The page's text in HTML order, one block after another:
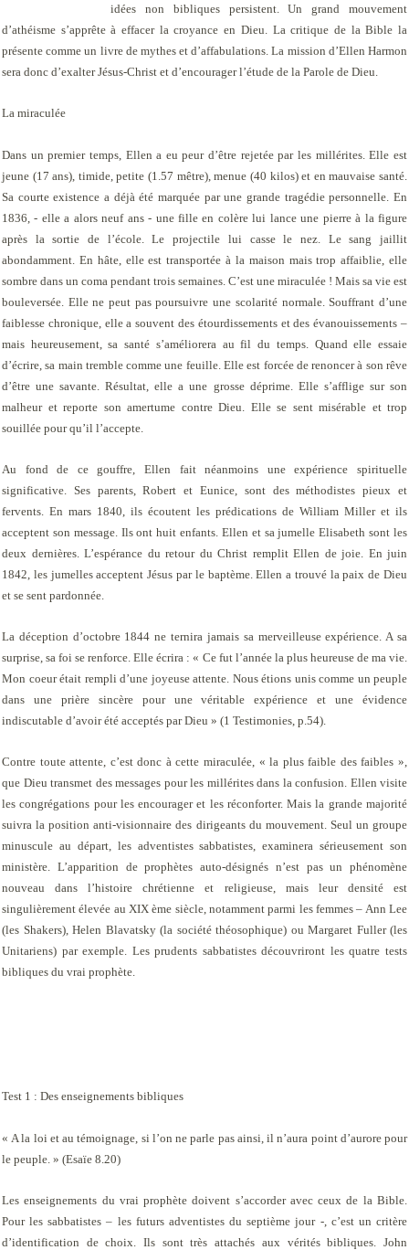
idées non bibliques persistent. Un grand mouvement
d’athéisme s’apprête à effacer la croyance en Dieu. La critique de la Bible la
présente comme un livre de mythes et d’affabulations. La mission d’Ellen Harmon
sera donc d’exalter Jésus-Christ et d’encourager l’étude de la Parole de Dieu.
La miraculée
Dans un premier temps, Ellen a eu peur d’être rejetée par les millérites. Elle est
jeune (17 ans), timide, petite (1.57 mêtre), menue (40 kilos) et en mauvaise santé.
Sa courte existence a déjà été marquée par une grande tragédie personnelle. En
1836, - elle a alors neuf ans - une fille en colère lui lance une pierre à la figure
après la sortie de l’école. Le projectile lui casse le nez. Le sang jaillit
abondamment. En hâte, elle est transportée à la maison mais trop affaiblie, elle
sombre dans un coma pendant trois semaines. C’est une miraculée ! Mais sa vie est
bouleversée. Elle ne peut pas poursuivre une scolarité normale. Souffrant d’une
faiblesse chronique, elle a souvent des étourdissements et des évanouissements –
mais heureusement, sa santé s’améliorera au fil du temps. Quand elle essaie
d’écrire, sa main tremble comme une feuille. Elle est forcée de renoncer à son rêve
d’être une savante. Résultat, elle a une grosse déprime. Elle s’afflige sur son
malheur et reporte son amertume contre Dieu. Elle se sent misérable et trop
souillée pour qu’il l’accepte.
Au fond de ce gouffre, Ellen fait néanmoins une expérience spirituelle
significative. Ses parents, Robert et Eunice, sont des méthodistes pieux et
fervents. En mars 1840, ils écoutent les prédications de William Miller et ils
acceptent son message. Ils ont huit enfants. Ellen et sa jumelle Elisabeth sont les
deux dernières. L’espérance du retour du Christ remplit Ellen de joie. En juin
1842, les jumelles acceptent Jésus par le baptème. Ellen a trouvé la paix de Dieu
et se sent pardonnée.
La déception d’octobre 1844 ne ternira jamais sa merveilleuse expérience. A sa
surprise, sa foi se renforce. Elle écrira : « Ce fut l’année la plus heureuse de ma vie.
Mon coeur était rempli d’une joyeuse attente. Nous étions unis comme un peuple
dans une prière sincère pour une véritable expérience et une évidence
indiscutable d’avoir été acceptés par Dieu » (1 Testimonies, p.54).
Contre toute attente, c’est donc à cette miraculée, « la plus faible des faibles »,
que Dieu transmet des messages pour les millérites dans la confusion. Ellen visite
les congrégations pour les encourager et les réconforter. Mais la grande majorité
suivra la position anti-visionnaire des dirigeants du mouvement. Seul un groupe
minuscule au départ, les adventistes sabbatistes, examinera sérieusement son
ministère. L’apparition de prophètes auto-désignés n’est pas un phénomène
nouveau dans l’histoire chrétienne et religieuse, mais leur densité est
singulièrement élevée au XIX ème siècle, notamment parmi les femmes – Ann Lee
(les Shakers), Helen Blavatsky (la société théosophique) ou Margaret Fuller (les
Unitariens) par exemple. Les prudents sabbatistes découvriront les quatre tests
bibliques du vrai prophète.
Test 1 : Des enseignements bibliques
« A la loi et au témoignage, si l’on ne parle pas ainsi, il n’aura point d’aurore pour
le peuple. » (Esaïe 8.20)
Les enseignements du vrai prophète doivent s’accorder avec ceux de la Bible.
Pour les sabbatistes – les futurs adventistes du septième jour -, c’est un critère
d’identification de choix. Ils sont très attachés aux vérités bibliques. John